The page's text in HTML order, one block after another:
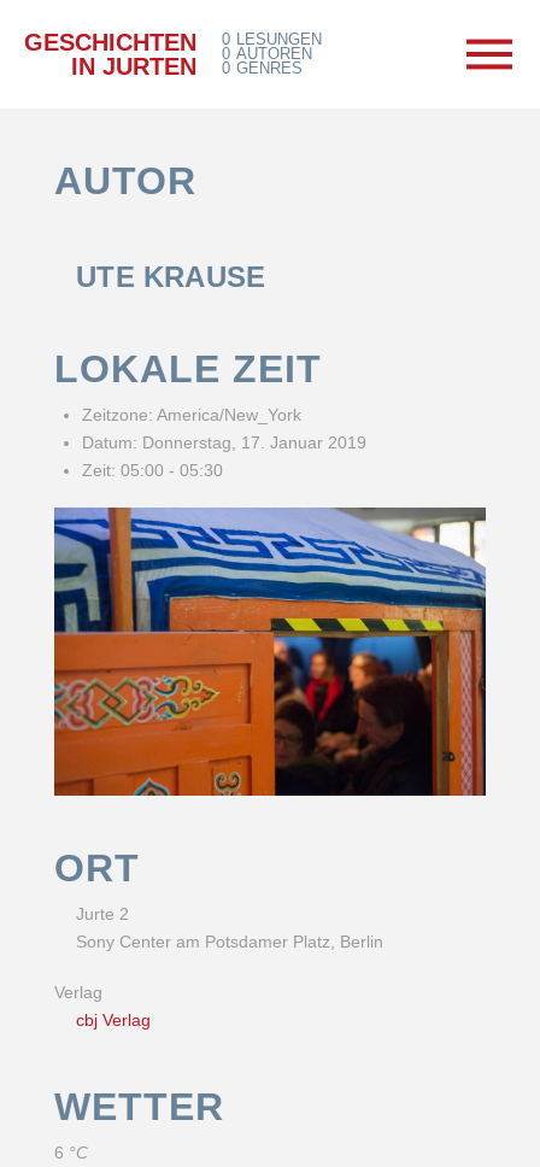
GESCHICHTEN
IN JURTEN
0
0
0
LESUNGEN
AUTOREN
GENRES
AUTOR
UTE KRAUSE
LOKALE ZEIT
Zeitzone: America/New_York
Datum: Donnerstag, 17. Januar 2019
Zeit: 05:00 - 05:30
ORT
Jurte 2
Sony Center am Potsdamer Platz, Berlin
Verlag
cbj Verlag
WETTER
6 °C